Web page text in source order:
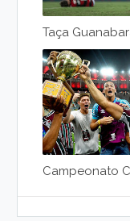
Taça
Campeonato